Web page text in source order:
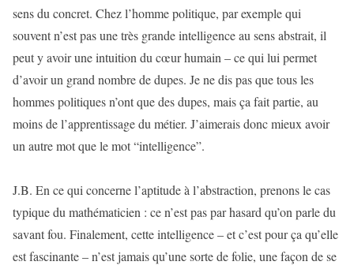
sens du concret. Chez l’homme politique, par exemple qui
souvent n’est pas une très grande intelligence au sens abstrait, il
peut y avoir une intuition du cœur humain – ce qui lui permet
d’avoir un grand nombre de dupes. Je ne dis pas que tous les
hommes politiques n’ont que des dupes, mais ça fait partie, au
moins de l’apprentissage du métier. J’aimerais donc mieux avoir
un autre mot que le mot “intelligence”.
J.B. En ce qui concerne l’aptitude à l’abstraction, prenons le cas
typique du mathématicien : ce n’est pas par hasard qu’on parle du
savant fou. Finalement, cette intelligence – et c’est pour ça qu’elle
est fascinante – n’est jamais qu’une sorte de folie, une façon de se